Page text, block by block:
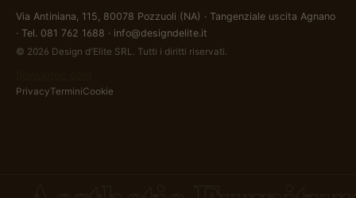
Via Antiniana, 115, 80078 Pozzuoli (NA) · Tangenziale uscita Agnano
· Tel. 081 762 1688 · info@designdelite.it
© 2026 Design d'Elite SRL. Tutti i diritti riservati.
PrivacyTerminiCookie